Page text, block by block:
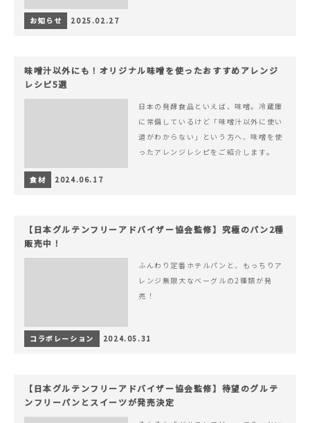
お知らせ 2025.02.27
味噌汁以外にも！オリジナル味噌を使ったおすすめアレンジ
レシピ5選
日本の発酵食品といえば、味噌。冷蔵庫
に常備しているけど「味噌汁以外に使い
道がわからない」という方へ、味噌を使
ったアレンジレシピをご紹介します。
食材 2024.06.17
【日本グルテンフリーアドバイザー協会監修】究極のパン2種
販売中！
ふんわり定番ホテルパンと、もっちりア
レンジ無限大なベーグルの2種類が発
売！
コラボレーション 2024.05.31
【日本グルテンフリーアドバイザー協会監修】待望のグルテ
ンフリーパンとスイーツが発売決定